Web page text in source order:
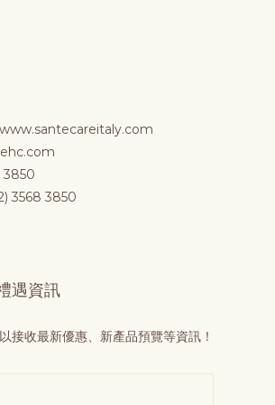
www.santecareitaly.com
3850
3568 3850
遇資訊
接收最新優惠、新產品預覽等資訊！